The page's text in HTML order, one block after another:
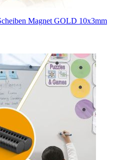
Magnet GOLD 10x3mm